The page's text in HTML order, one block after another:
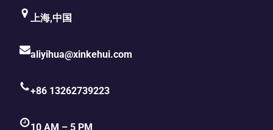
上海,中国
aliyihua@xinkehui.com
+86 13262739223
10 AM – 5 PM